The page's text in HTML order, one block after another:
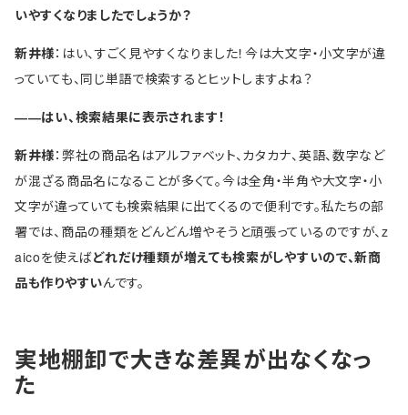
いやすくなりましたでしょうか？
新井様：はい、すごく見やすくなりました！今は大文字・小文字が違
っていても、同じ単語で検索するとヒットしますよね？
――はい、検索結果に表示されます！
新井様：弊社の商品名はアルファベット、カタカナ、英語、数字など
が混ざる商品名になることが多くて。今は全角・半角や大文字・小
文字が違っていても検索結果に出てくるので便利です。私たちの部
署では、商品の種類をどんどん増やそうと頑張っているのですが、z
aicoを使えばどれだけ種類が増えても検索がしやすいので、新商
品も作りやすいんです。
実地棚卸で大きな差異が出なくなっ
た